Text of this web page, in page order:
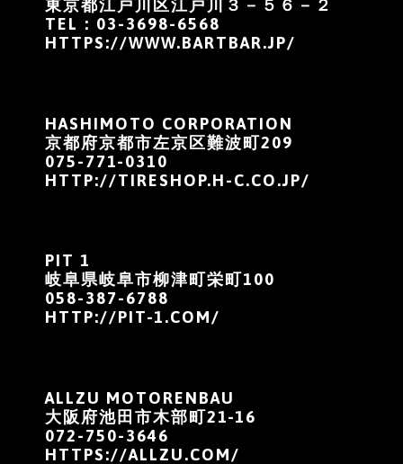
東京都江戸川区江戸川３－５６－２
TEL：03-3698-6568
HTTPS://WWW.BARTBAR.JP/
HASHIMOTO CORPORATION
京都府京都市左京区難波町209
075-771-0310
HTTP://TIRESHOP.H-C.CO.JP/
PIT 1
岐阜県岐阜市柳津町栄町100
058-387-6788
HTTP://PIT-1.COM/
ALLZU MOTORENBAU
大阪府池田市木部町21-16
072-750-3646
HTTPS://ALLZU.COM/